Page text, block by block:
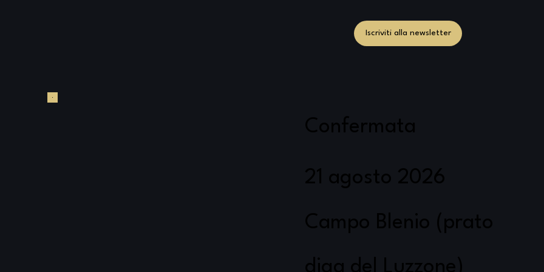
Iscriviti alla newsletter
Confermata
21 agosto 2026
Campo Blenio (prato
diga del Luzzone)